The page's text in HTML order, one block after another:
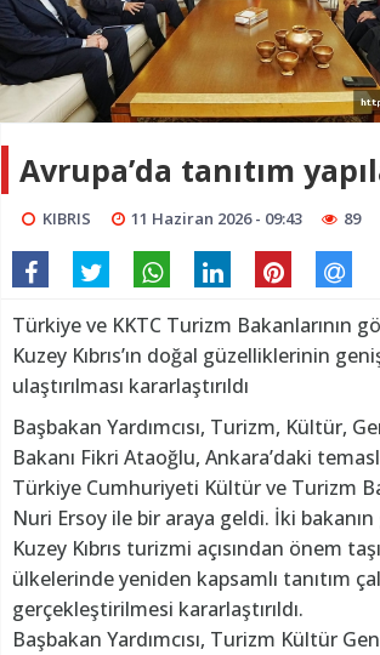
Avrupa’da tanıtım
KIBRIS 11 Haziran 2026 - 09:43 89
Türkiye ve KKTC Turizm Bakanlarının
Kuzey Kıbrıs’ın doğal güzelliklerinin
ulaştırılması kararlaştırıldı
Başbakan Yardımcısı, Turizm, Kültür,
Bakanı Fikri Ataoğlu, Ankara’daki
Türkiye Cumhuriyeti Kültür ve Turizm
Nuri Ersoy ile bir araya geldi. İki
Kuzey Kıbrıs turizmi açısından önem
ülkelerinde yeniden kapsamlı tanıtım
gerçekleştirilmesi kararlaştırıldı.
Başbakan Yardımcısı, Turizm Kültür